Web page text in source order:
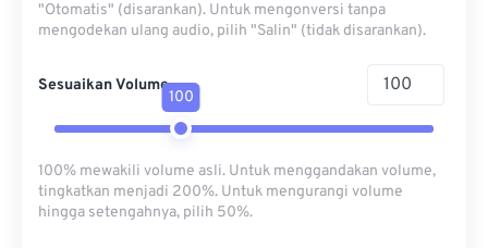
"Otomatis" (disarankan). Untuk mengonversi tanpa
mengodekan ulang audio, pilih "Salin" (tidak disarankan).
Sesuaikan Volume
100
100% mewakili volume asli. Untuk menggandakan volume,
tingkatkan menjadi 200%. Untuk mengurangi volume
hingga setengahnya, pilih 50%.